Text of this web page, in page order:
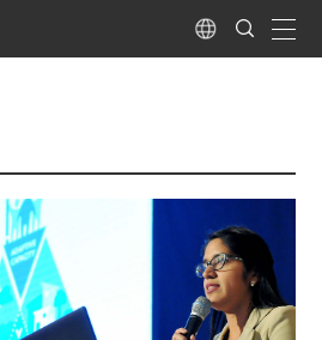
Language
Search
Submit